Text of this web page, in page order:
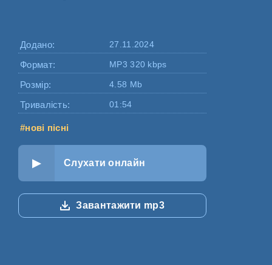
Додано: 27.11.2024
Формат: MP3 320 kbps
Розмір: 4.58 Mb
Тривалість: 01:54
#нові пісні
Слухати онлайн
Завантажити mp3